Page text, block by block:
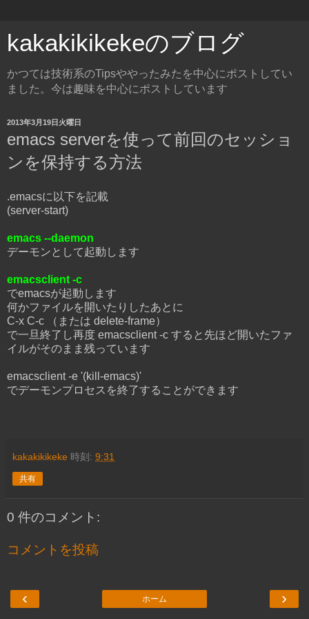
kakakikikekeのブログ
かつては技術系のTipsややったみたを中心にポストしてい
ました。今は趣味を中心にポストしています
2013年3月19日火曜日
emacs serverを使って前回のセッショ
ンを保持する方法
.emacsに以下を記載
(server-start)
emacs --daemon
デーモンとして起動します
emacsclient -c
でemacsが起動します
何かファイルを開いたりしたあとに
C-x C-c （または delete-frame）
で一旦終了し再度 emacsclient -c すると先ほど開いたファ
イルがそのまま残っています
emacsclient -e '(kill-emacs)'
でデーモンプロセスを終了することができます
kakakikikeke 時刻: 9:31
共有
0 件のコメント:
コメントを投稿
‹ ›
ホーム